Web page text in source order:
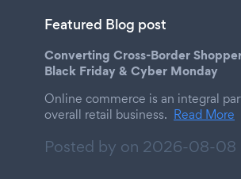
Featured Blog post
Converting Cross-Border
Black Friday & Cyber Monday
Online commerce is an integral
overall retail business. Read More
Posted by on 2026-08-08